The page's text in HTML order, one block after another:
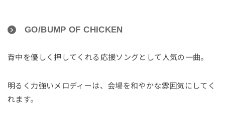
GO/BUMP OF CHICKEN
背中を優しく押してくれる応援ソングとして人気の一曲。
明るく力強いメロディーは、会場を和やかな雰囲気にしてく
れます。